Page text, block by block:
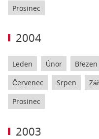
Prosinec
2004
Leden Únor Březen
Červenec Srpen
Prosinec
2003